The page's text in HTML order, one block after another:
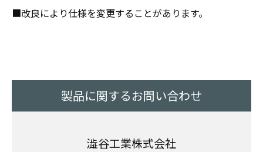
■改良により仕様を変更することがあります。
製品に関するお問い合わせ
澁谷工業株式会社